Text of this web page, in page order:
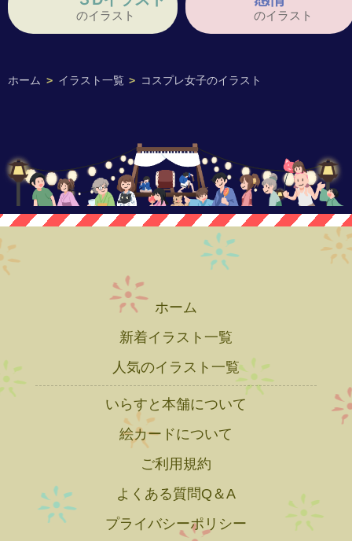
ホーム > イラスト一覧 > コスプレ女子のイラスト
のイラスト のイラスト
ホーム
新着イラスト一覧
人気のイラスト一覧
いらすと本舗について
絵カードについて
ご利用規約
よくある質問Q＆A
プライバシーポリシー